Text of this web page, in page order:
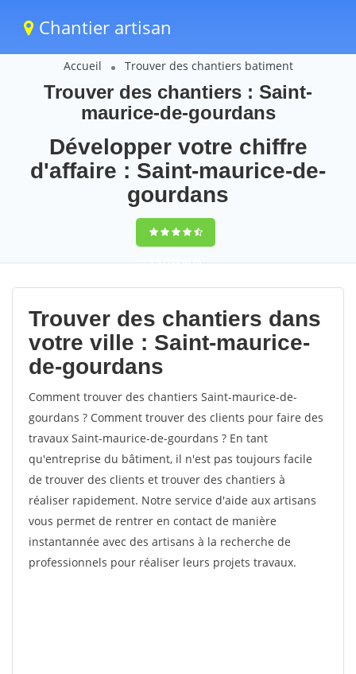
Chantier artisan
Accueil Trouver des chantiers batiment
Trouver des chantiers : Saint-
maurice-de-gourdans
Développer votre chiffre
d'affaire : Saint-maurice-de-
gourdans
9,5(100%)75
votes
Trouver des chantiers dans
votre ville : Saint-maurice-
de-gourdans
Comment trouver des chantiers Saint-maurice-de-
gourdans ? Comment trouver des clients pour faire des
travaux Saint-maurice-de-gourdans ? En tant
qu'entreprise du bâtiment, il n'est pas toujours facile
de trouver des clients et trouver des chantiers à
réaliser rapidement. Notre service d'aide aux artisans
vous permet de rentrer en contact de manière
instantannée avec des artisans à la recherche de
professionnels pour réaliser leurs projets travaux.